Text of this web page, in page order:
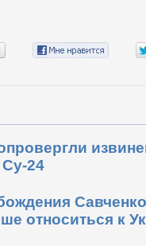
24
относиться к